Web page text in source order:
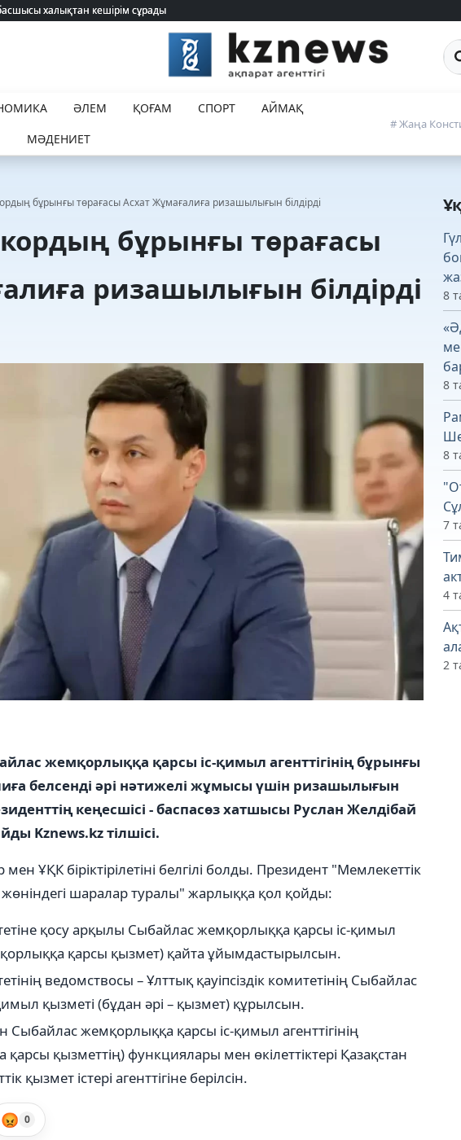
халықтан кешірім сұрады
халықтан кешірім сұрады
ӘЛЕМ ҚОҒАМ СПОРТ
АЙМАҚ
МӘДЕНИЕТ
# Жаңа
бұрынғы төрағасы Асхат Жұмағалиға ризашылығын білдірді
бұрынғы төрағасы
ризашылығын білдірді
жемқорлыққа қарсы іс-қимыл агенттігінің бұрынғы
белсенді әрі нәтижелі жұмысы үшін ризашылығын
кеңесшісі - баспасөз хатшысы Руслан Желдібай
Kznews.kz тілшісі.
ҰҚК біріктірілетіні белгілі болды. Президент "Мемлекеттік
жөніндегі шаралар туралы" жарлыққа қол қойды:
қосу арқылы Сыбайлас жемқорлыққа қарсы іс-қимыл
қарсы қызмет) қайта ұйымдастырылсын.
ведомствосы – Ұлттық қауіпсіздік комитетінің Сыбайлас
қызметі (бұдан әрі – қызмет) құрылсын.
жемқорлыққа қарсы іс-қимыл агенттігінің
қызметтің) функциялары мен өкілеттіктері Қазақстан
қызмет істері агенттігіне берілсін.
😡 0
8
8
8
7
4
2